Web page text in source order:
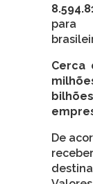
para
Cerca
De